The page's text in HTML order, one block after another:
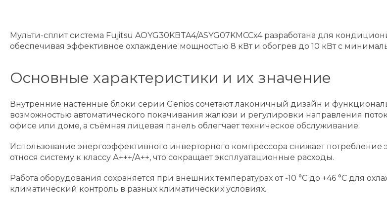
Мульти-сплит система Fujitsu AOYG30KBTA4/ASYG07KMCCx4 разработана для
обеспечивая эффективное охлаждение мощностью 8 кВт и обогрев до 10 кВт с
Основные характеристики и их значение
Внутренние настенные блоки серии Genios сочетают лаконичный дизайн и
возможностью автоматического покачивания жалюзи и регулировки направления
офисе или доме, а съёмная лицевая панель облегчает техническое обслуживание.
Использование энергоэффективного инверторного компрессора снижает потребление
относя систему к классу А+++/А++, что сокращает эксплуатационные расходы.
Работа оборудования сохраняется при внешних температурах от -10 °C до +46 °C для
климатический контроль в разных климатических условиях.